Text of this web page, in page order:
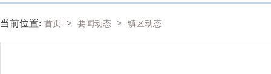
当前位置: 首页 > 要闻动态 > 镇区动态